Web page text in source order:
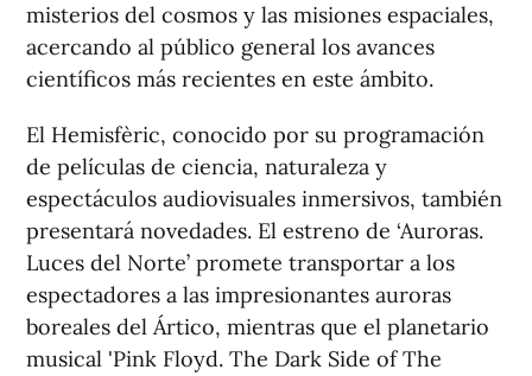
misterios del cosmos y las misiones espaciales,
acercando al público general los avances
científicos más recientes en este ámbito.
El Hemisfèric, conocido por su programación
de películas de ciencia, naturaleza y
espectáculos audiovisuales inmersivos, también
presentará novedades. El estreno de ‘Auroras.
Luces del Norte’ promete transportar a los
espectadores a las impresionantes auroras
boreales del Ártico, mientras que el planetario
musical 'Pink Floyd. The Dark Side of The